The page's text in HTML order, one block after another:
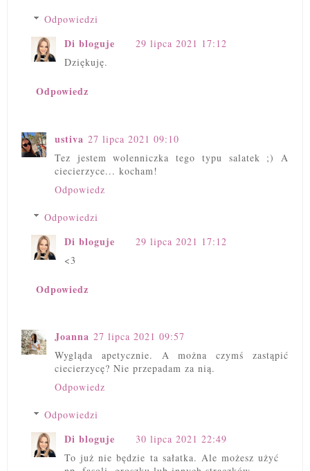
Odpowiedzi
Di bloguje
29 lipca 2021 17:12
Dziękuję.
Odpowiedz
ustiva 27 lipca 2021 09:10
Tez jestem wolenniczka tego typu salatek ;) A
ciecierzyce... kocham!
Odpowiedz
Odpowiedzi
Di bloguje
29 lipca 2021 17:12
<3
Odpowiedz
Joanna 27 lipca 2021 09:57
Wygląda apetycznie. A można czymś zastąpić
ciecierzycę? Nie przepadam za nią.
Odpowiedz
Odpowiedzi
Di bloguje
30 lipca 2021 22:49
To już nie będzie ta sałatka. Ale możesz użyć